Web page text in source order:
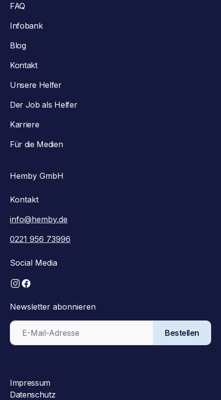
FAQ
Infobank
Blog
Kontakt
Unsere Helfer
Der Job als Helfer
Karriere
Für die Medien
Hemby GmbH
Kontakt
info@hemby.de
0221 956 73996
Social Media
Newsletter abonnieren
Bestellen
Impressum
Datenschutz